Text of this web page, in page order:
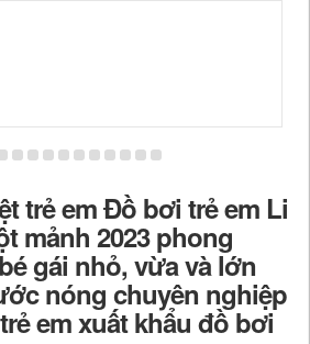
trẻ em Đồ bơi trẻ em Li
mảnh 2023 phong
gái nhỏ, vừa và lớn
nóng chuyên nghiệp
em xuất khẩu đồ bơi